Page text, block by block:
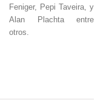
Feniger, Pepi Taveira, y
Alan Plachta entre
otros.